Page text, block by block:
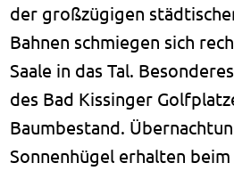
der großzügigen
Bahnen schmiegen sich
Saale in das Tal.
des Bad Kissinger
Baumbestand.
Sonnenhügel erhalten